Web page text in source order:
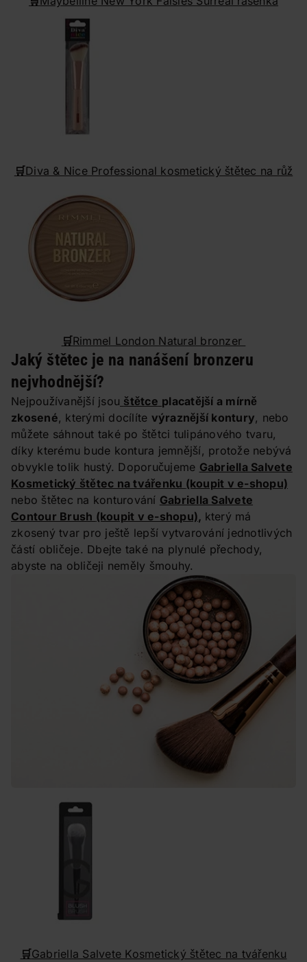
🛒Diva & Nice Professional kosmetický štětec na růž
🛒Rimmel London Natural bronzer
Jaký štětec je na nanášení bronzeru
nejvhodnější?
Nejpoužívanější jsou štětce placatější a mírně
zkosené, kterými docílíte výraznější kontury, nebo
můžete sáhnout také po štětci tulipánového tvaru,
díky kterému bude kontura jemnější, protože nebývá
obvykle tolik hustý. Doporučujeme Gabriella Salvete
Kosmetický štětec na tvářenku (koupit v e-shopu)
nebo štětec na konturování Gabriella Salvete
Contour Brush (koupit v e-shopu), který má
zkosený tvar pro ještě lepší vytvarování jednotlivých
částí obličeje. Dbejte také na plynulé přechody,
abyste na obličeji neměly šmouhy.
🛒Gabriella Salvete Kosmetický štětec na tvářenku